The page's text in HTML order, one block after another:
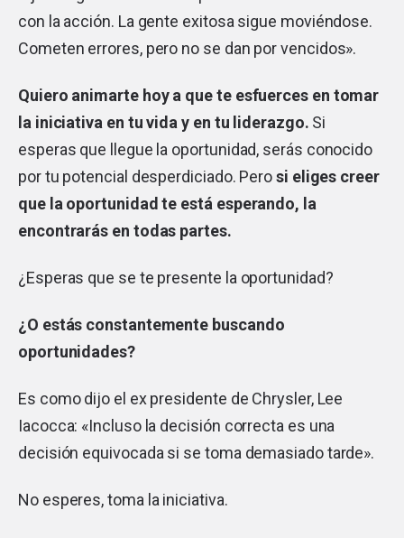
con la acción. La gente exitosa sigue moviéndose.
Cometen errores, pero no se dan por vencidos».
Quiero animarte hoy a que te esfuerces en tomar
la iniciativa en tu vida y en tu liderazgo. Si
esperas que llegue la oportunidad, serás conocido
por tu potencial desperdiciado. Perosi eliges creer
que la oportunidad te está esperando, la
encontrarás en todas partes.
¿Esperas que se te presente la oportunidad?
¿O estás constantemente buscando
oportunidades?
Es como dijo el ex presidente de Chrysler, Lee
Iacocca: «Incluso la decisión correcta es una
decisión equivocada si se toma demasiado tarde».
No esperes, toma la iniciativa.